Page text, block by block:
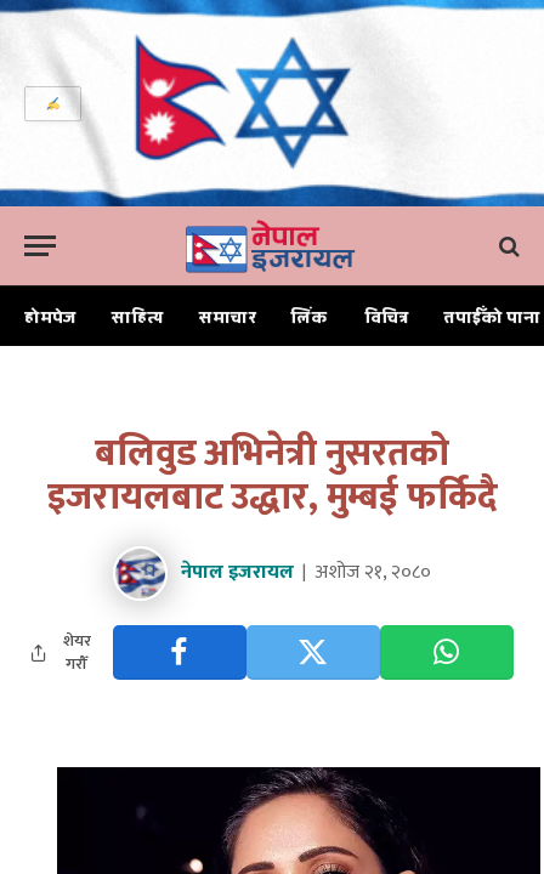
होमपेज साहित्य समाचार लिंक विचित्र तपाईँको पाना
बलिवुड अभिनेत्री नुसरतको
इजरायलबाट उद्धार, मुम्बई फर्किदै
नेपाल इजरायल अशोज २१, २०८०
शेयर
गरौँ